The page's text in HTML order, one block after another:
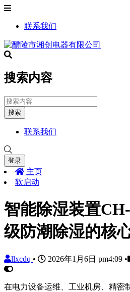
联系我们
搜索内容
搜索
联系我们
登录
主页
软启动
智能除湿装置
级防潮除湿的核
llxcdq • 2026年1月6日 pm4:09 •
在电力设备运维、工业机房、精密